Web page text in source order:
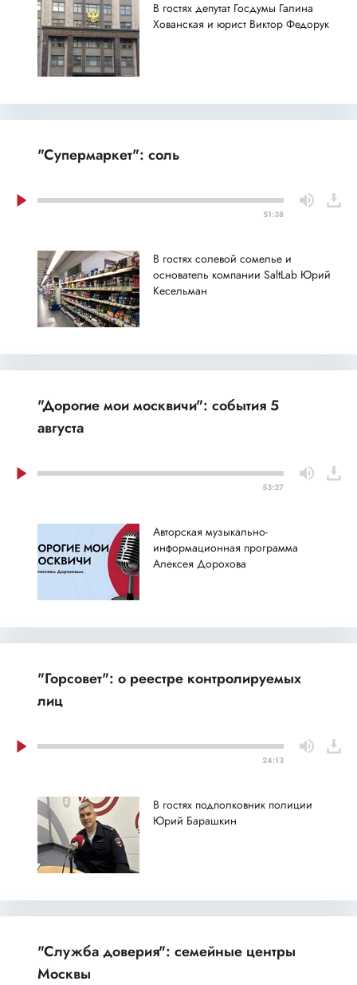
В гостях депутат Госдумы Галина
Хованская и юрист Виктор Федорук
"Супермаркет": соль
51:38
В гостях солевой сомелье и
основатель компании SaltLab Юрий
Кесельман
"Дорогие мои москвичи": события 5
августа
53:27
Авторская музыкально-
информационная программа
Алексея Дорохова
"Горсовет": о реестре контролируемых
лиц
24:13
В гостях подполковник полиции
Юрий Барашкин
"Служба доверия": семейные центры
Москвы